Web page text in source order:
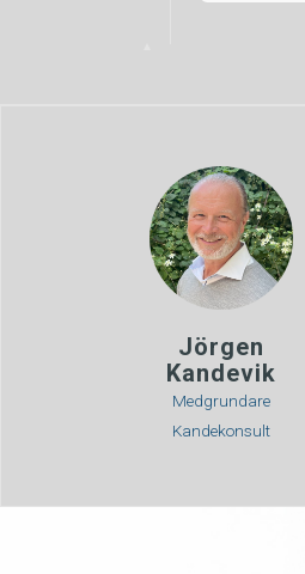
Jörgen
Kandevik
Medgrundare
Kandekonsult